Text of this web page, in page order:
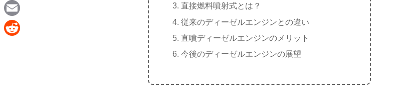
直接燃料噴射式とは？
従来のディーゼルエンジンとの違い
直噴ディーゼルエンジンのメリット
今後のディーゼルエンジンの展望
e
F
a
c
E